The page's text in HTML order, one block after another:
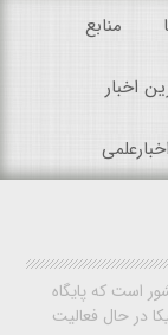
منابع
اخبار
است که پایگاه
در حال فعالیت